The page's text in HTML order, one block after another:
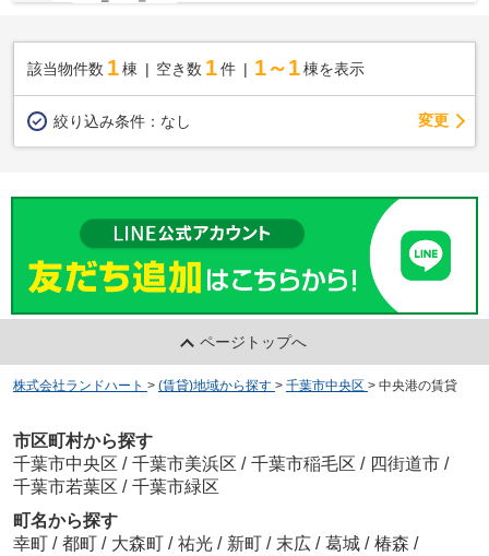
該当物件数 1棟 空き数 1 件 1～1 棟を表示
絞り込み条件： なし 変更
ページトップへ
株式会社ランドハート > (賃貸)地域から探す > 千葉市中央区 > 中央港の賃貸
市区町村から探す
千葉市中央区 / 千葉市美浜区 / 千葉市稲毛区 / 四街道市 /
千葉市若葉区 / 千葉市緑区
町名から探す
幸町 / 都町 / 大森町 / 祐光 / 新町 / 末広 / 葛城 / 椿森 /